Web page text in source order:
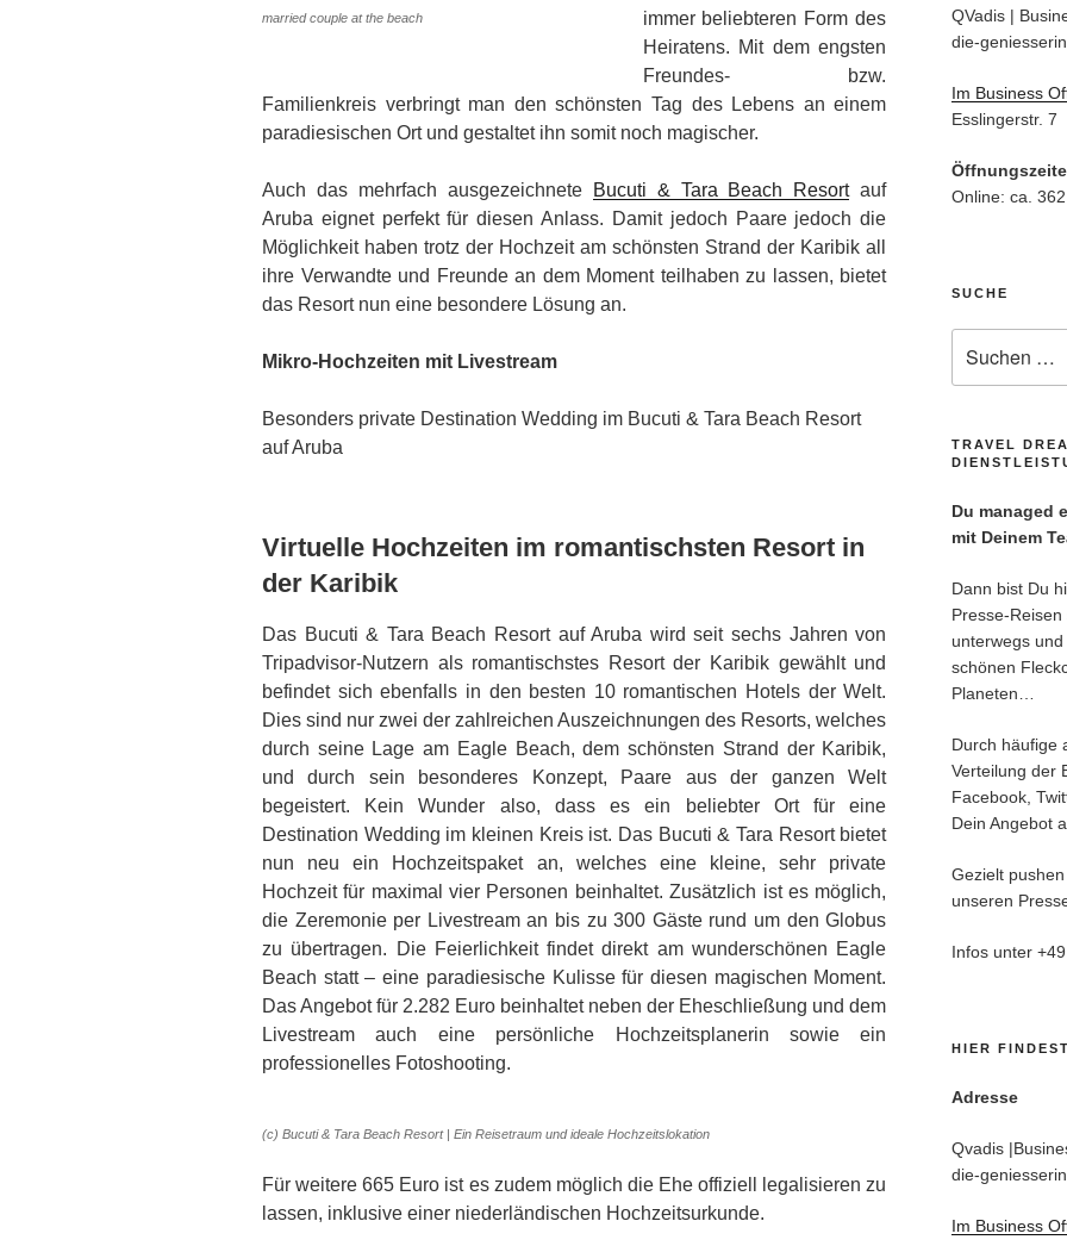
married couple at the beach
immer beliebteren Form des
Heiratens. Mit dem engsten
Freundes- bzw.
Familienkreis verbringt man den schönsten Tag des Lebens an einem
paradiesischen Ort und gestaltet ihn somit noch magischer.
Auch das mehrfach ausgezeichnete Bucuti & Tara Beach Resortauf
Aruba eignet perfekt für diesen Anlass. Damit jedoch Paare jedoch die
Möglichkeit haben trotz der Hochzeit am schönsten Strand der Karibik all
ihre Verwandte und Freunde an dem Moment teilhaben zu lassen, bietet
das Resort nun eine besondere Lösung an.
Mikro-Hochzeiten mit Livestream
Besonders private Destination Wedding im Bucuti & Tara Beach Resort
auf Aruba
Virtuelle Hochzeiten im romantischsten Resort in
der Karibik
Das Bucuti & Tara Beach Resort auf Aruba wird seit sechs Jahren von
Tripadvisor-Nutzern als romantischstes Resort der Karibik gewählt und
befindet sich ebenfalls in den besten 10 romantischen Hotels der Welt.
Dies sind nur zwei der zahlreichen Auszeichnungen des Resorts, welches
durch seine Lage am Eagle Beach, dem schönsten Strand der Karibik,
und durch sein besonderes Konzept, Paare aus der ganzen Welt
begeistert. Kein Wunder also, dass es ein beliebter Ort für eine
Destination Wedding im kleinen Kreis ist. Das Bucuti & Tara Resort bietet
nun neu ein Hochzeitspaket an, welches eine kleine, sehr private
Hochzeit für maximal vier Personen beinhaltet. Zusätzlich ist es möglich,
die Zeremonie per Livestream an bis zu 300 Gäste rund um den Globus
zu übertragen. Die Feierlichkeit findet direkt am wunderschönen Eagle
Beach statt – eine paradiesische Kulisse für diesen magischen Moment.
Das Angebot für 2.282 Euro beinhaltet neben der Eheschließung und dem
Livestream auch eine persönliche Hochzeitsplanerin sowie ein
professionelles Fotoshooting.
(c) Bucuti & Tara Beach Resort | Ein Reisetraum und ideale Hochzeitslokation
Für weitere 665 Euro ist es zudem möglich die Ehe offiziell legalisieren zu
lassen, inklusive einer niederländischen Hochzeitsurkunde.
QVadis |
die-
Im Business
Esslingerstr. 7
Online: ca.
SUCHE
nach:
TRAVEL
Du managed
mit Deinem
Dann bist Du
Presse-
unterwegs
schönen
Planeten…
Durch häufige
Verteilung der
Facebook,
Dein Angebot
Gezielt
unseren
Infos unter
HIER
Adresse
Qvadis
die-
Im Business